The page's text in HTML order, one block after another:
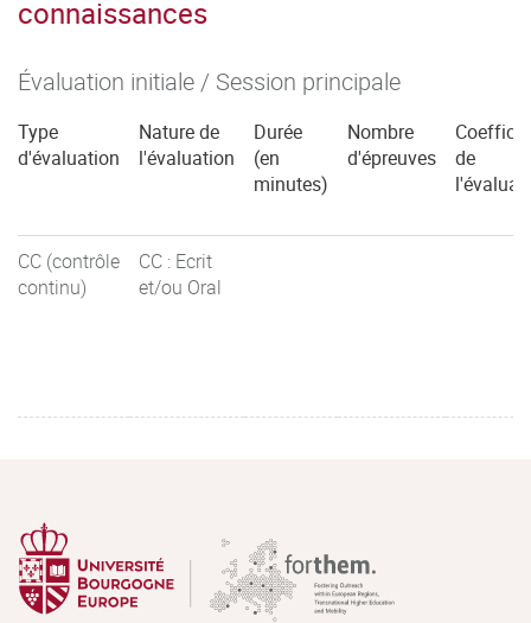
connaissances
Évaluation initiale / Session principale
Type
d'évaluation
Nature de
l'évaluation
Durée
(en
minutes)
Nombre
d'épreuves
de
CC (contrôle
continu)
CC : Ecrit
et/ou Oral